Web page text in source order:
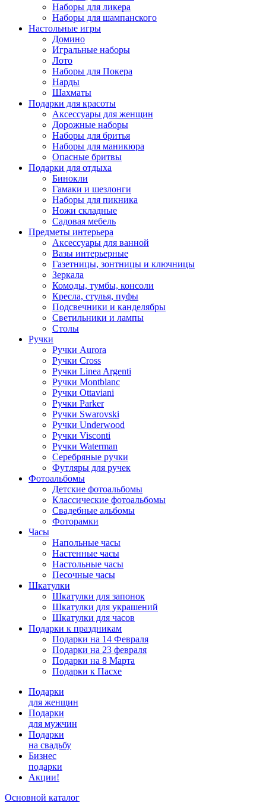
Наборы для ликера
Наборы для шампанского
Настольные игры
Домино
Игральные наборы
Лото
Наборы для Покера
Нарды
Шахматы
Подарки для красоты
Аксессуары для женщин
Дорожные наборы
Наборы для бритья
Наборы для маникюра
Опасные бритвы
Подарки для отдыха
Бинокли
Гамаки и шезлонги
Наборы для пикника
Ножи складные
Садовая мебель
Предметы интерьера
Аксессуары для ванной
Вазы интерьерные
Газетницы, зонтницы и ключницы
Зеркала
Комоды, тумбы, консоли
Кресла, стулья, пуфы
Подсвечники и канделябры
Светильники и лампы
Столы
Ручки
Ручки Aurora
Ручки Cross
Ручки Linea Argenti
Ручки Montblanc
Ручки Ottaviani
Ручки Parker
Ручки Swarovski
Ручки Underwood
Ручки Visconti
Ручки Waterman
Серебряные ручки
Футляры для ручек
Фотоальбомы
Детские фотоальбомы
Классические фотоальбомы
Свадебные альбомы
Фоторамки
Часы
Напольные часы
Настенные часы
Настольные часы
Песочные часы
Шкатулки
Шкатулки для запонок
Шкатулки для украшений
Шкатулки для часов
Подарки к праздникам
Подарки на 14 Февраля
Подарки на 23 февраля
Подарки на 8 Марта
Подарки к Пасхе
Подарки
для женщин
Подарки
для мужчин
Подарки
на свадьбу
Бизнес
подарки
Акции!
Основной каталог